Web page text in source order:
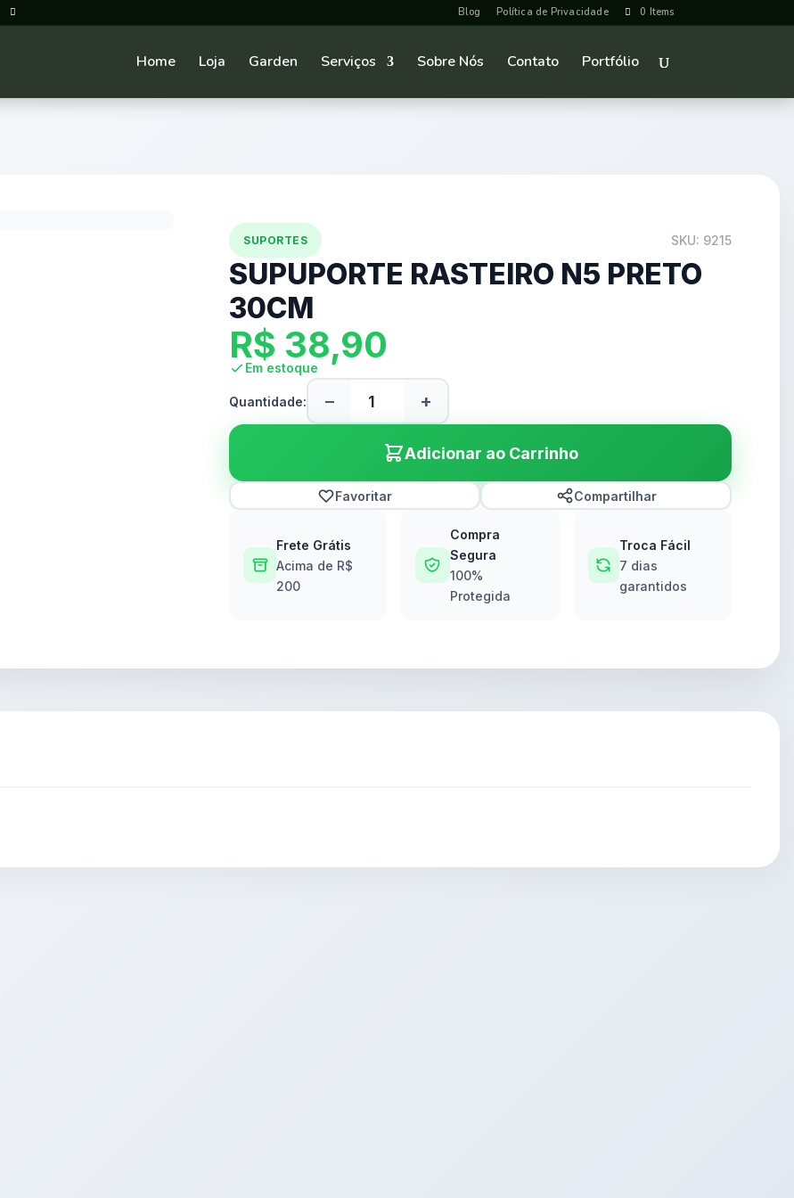
Blog Política de Privacidade 0 Items
Home Loja Garden Serviços Sobre Nós Contato Portfólio
SUPORTES SKU: 9215
SUPUPORTE RASTEIRO N5 PRETO
30CM
R$ 38,90
Em estoque
Quantidade: − +
Adicionar ao Carrinho
Favoritar Compartilhar
Frete Grátis
Acima de R$
200
Compra
Segura
100%
Protegida
Troca Fácil
7 dias
garantidos